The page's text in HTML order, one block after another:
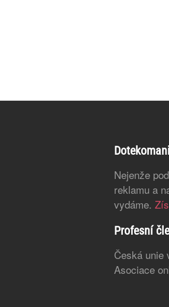
Nejenže
reklamu a
vydáme.
Profesní
Česká unie
Asociace